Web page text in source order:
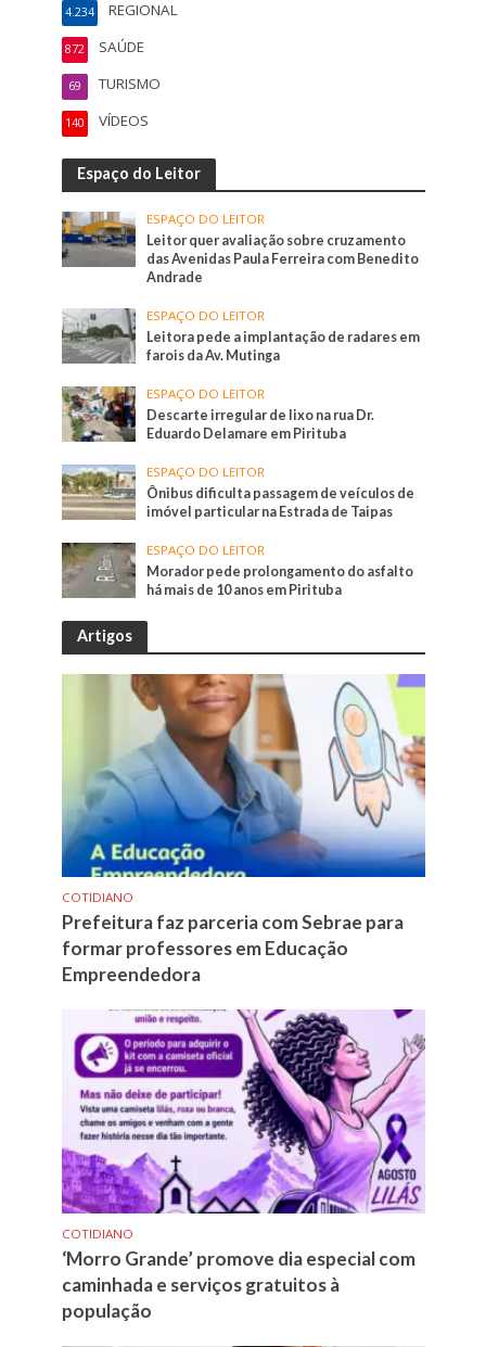
REGIONAL
4.234
SAÚDE
872
TURISMO
69
VÍDEOS
140
Espaço do Leitor
ESPAÇO DO LEITOR
Leitor quer avaliação sobre cruzamento
das Avenidas Paula Ferreira com Benedito
Andrade
ESPAÇO DO LEITOR
Leitora pede a implantação de radares em
farois da Av. Mutinga
ESPAÇO DO LEITOR
Descarte irregular de lixo na rua Dr.
Eduardo Delamare em Pirituba
ESPAÇO DO LEITOR
Ônibus dificulta passagem de veículos de
imóvel particular na Estrada de Taipas
ESPAÇO DO LEITOR
Morador pede prolongamento do asfalto
há mais de 10 anos em Pirituba
Artigos
COTIDIANO
Prefeitura faz parceria com Sebrae para
formar professores em Educação
Empreendedora
COTIDIANO
‘Morro Grande’ promove dia especial com
caminhada e serviços gratuitos à
população